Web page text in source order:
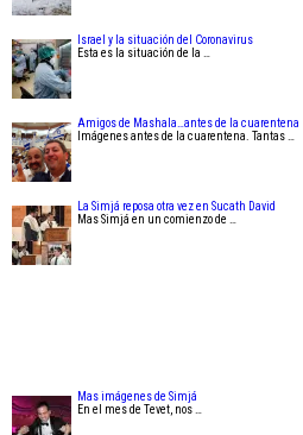
Israel y la situación del Coronavirus
Esta es la situación de la …
Amigos de Mashala…antes de la cuarentena
Imágenes antes de la cuarentena. Tantas …
La Simjá reposa otra vez en Sucath David
Mas Simjá en un comienzo de …
Mas imágenes de Simjá
En el mes de Tevet, nos …